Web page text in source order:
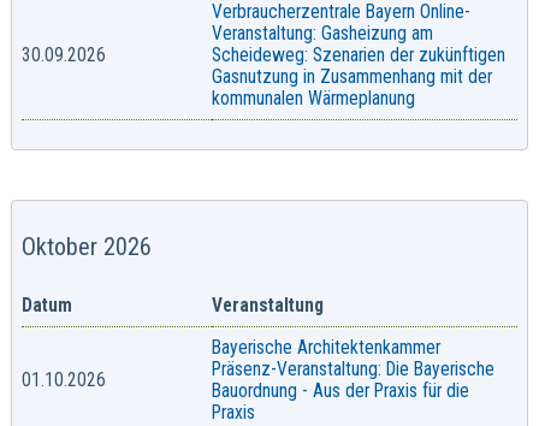
30.09.2026
Verbraucherzentrale Bayern Online-
Veranstaltung: Gasheizung am
Scheideweg: Szenarien der zukünftigen
Gasnutzung in Zusammenhang mit der
kommunalen Wärmeplanung
Oktober 2026
Datum Veranstaltung
01.10.2026
Bayerische Architektenkammer
Präsenz-Veranstaltung: Die Bayerische
Bauordnung - Aus der Praxis für die
Praxis